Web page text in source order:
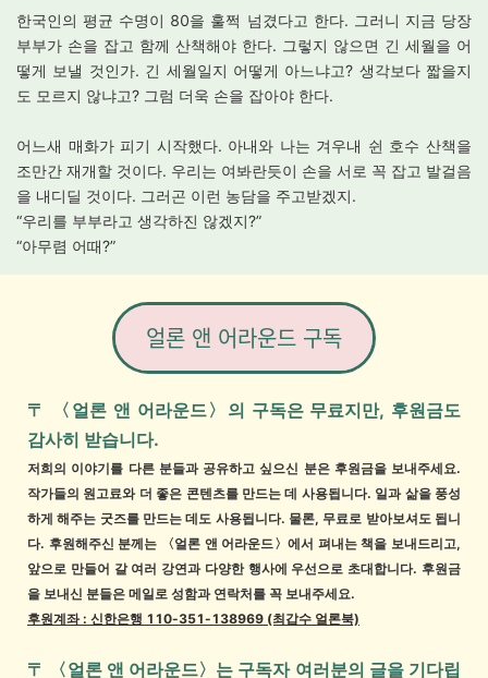
한국인의 평균 수명이 80을 훌쩍 넘겼다고 한다. 그러니 지금 당장
부부가 손을 잡고 함께 산책해야 한다. 그렇지 않으면 긴 세월을 어
떻게 보낼 것인가. 긴 세월일지 어떻게 아느냐고? 생각보다 짧을지
도 모르지 않냐고? 그럼 더욱 손을 잡아야 한다.
어느새 매화가 피기 시작했다. 아내와 나는 겨우내 쉰 호수 산책을
조만간 재개할 것이다. 우리는 여봐란듯이 손을 서로 꼭 잡고 발걸음
을 내디딜 것이다. 그러곤 이런 농담을 주고받겠지.
“우리를 부부라고 생각하진 않겠지?”
“아무렴 어때?”
얼론 앤 어라운드 구독
〒 〈얼론 앤 어라운드〉의 구독은 무료지만, 후원금도
감사히 받습니다.
저희의 이야기를 다른 분들과 공유하고 싶으신 분은 후원금을 보내주세요.
작가들의 원고료와 더 좋은 콘텐츠를 만드는 데 사용됩니다. 일과 삶을 풍성
하게 해주는 굿즈를 만드는 데도 사용됩니다. 물론, 무료로 받아보셔도 됩니
다. 후원해주신 분께는 〈얼론 앤 어라운드〉에서 펴내는 책을 보내드리고,
앞으로 만들어 갈 여러 강연과 다양한 행사에 우선으로 초대합니다. 후원금
을 보내신 분들은 메일로 성함과 연락처를 꼭 보내주세요.
후원계좌 : 신한은행 110-351-138969 (최갑수 얼론북)
〒
〈얼론 앤 어라운드〉는 구독자 여러분의 글을 기다립